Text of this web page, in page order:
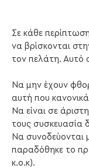
Σε κάθε
να βρίσκονται
τον πελάτη. Αυτό
Να μην έχουν
αυτή που
Να είναι σε
τους συσκευασία
Να συνοδεύονται
παραδόθηκε το
κ.ο.κ).